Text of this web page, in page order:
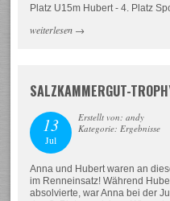
Platz U15m Hubert - 4. Platz
weiterlesen →
SALZKAMMERGUT-
13
Jul
Erstellt von: andy
Kategorie: Ergebnisse
Anna und Hubert waren an
im Renneinsatz! Während
absolvierte, war Anna bei der